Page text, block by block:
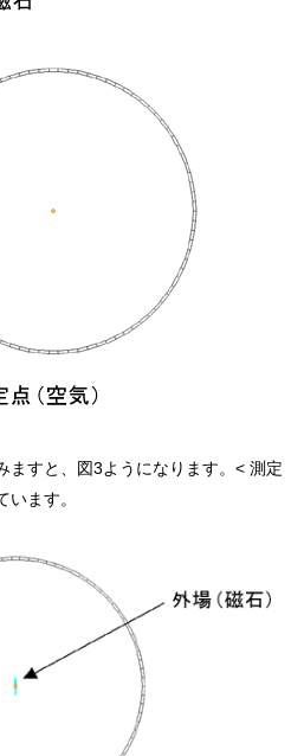
ますと、図3ようになります。< 測定
ます。